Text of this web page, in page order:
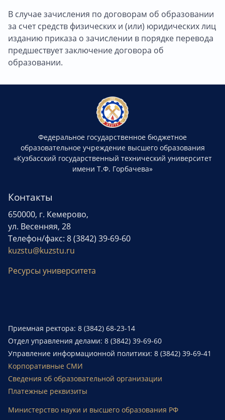
В случае зачисления по договорам об образовании
за счет средств физических и (или) юридических лиц
изданию приказа о зачислении в порядке перевода
предшествует заключение договора об
образовании.
Федеральное государственное бюджетное
образовательное учреждение высшего образования
«Кузбасский государственный технический университет
имени Т.Ф. Горбачева»
Контакты
650000, г. Кемерово,
ул. Весенняя, 28
Телефон/факс: 8 (3842) 39-69-60
kuzstu@kuzstu.ru
Ресурсы университета
Приемная ректора: 8 (3842) 68-23-14
Отдел управления делами: 8 (3842) 39-69-60
Управление информационной политики: 8 (3842) 39-69-41
Корпоративные СМИ
Сведения об образовательной организации
Платежные реквизиты
Министерство науки и высшего образования РФ